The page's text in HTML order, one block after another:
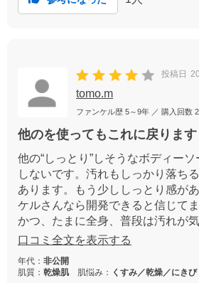
投稿日
tomo.m
ファンケル歴 5～9年 ／ 購入回数
他のを使ってもこれに戻ります
他の“しっとり”しそうなボディー
しないです。汚れもしっかり落ち
あります。もう少ししっとり感が
ケルさんなら開発できると信じて
かつ、たまに全身、普段は汚れが
使わないので3ヶ月以上は持ちます
ちょうど良いサイズです。
口コミ全文を表示する
年代： 非公開
肌質： 乾燥肌 肌悩み： くすみ／乾燥／にきび